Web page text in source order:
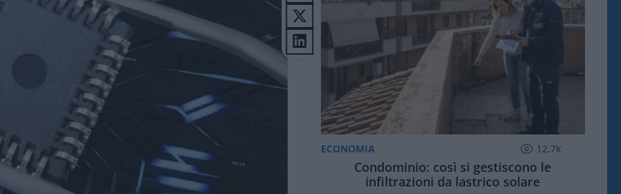
ECONOMIA 12.7k
Condominio: così si gestiscono le
infiltrazioni da lastrico solare